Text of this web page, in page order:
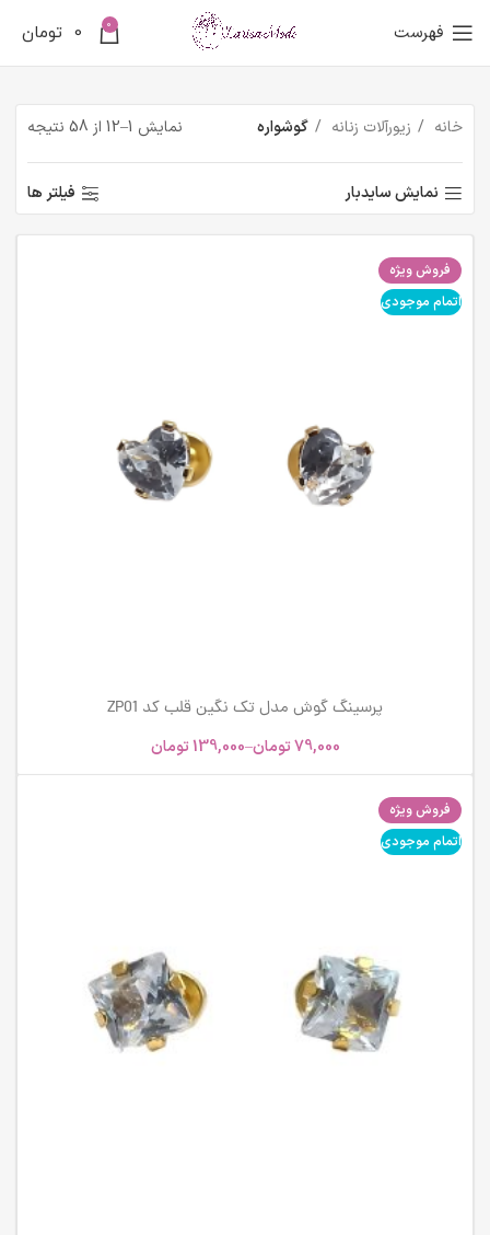
فهرست 0
0 تومان
خانه زیورآلات زنانه گوشواره نمایش 1–12 از 58 نتیجه
نمایش سایدبار فیلتر ها
فروش ویژه
اتمام موجودی
پرسینگ گوش مدل تک نگین قلب کد ZP01
79,000تومان–
139,000تومان
فروش ویژه
اتمام موجودی